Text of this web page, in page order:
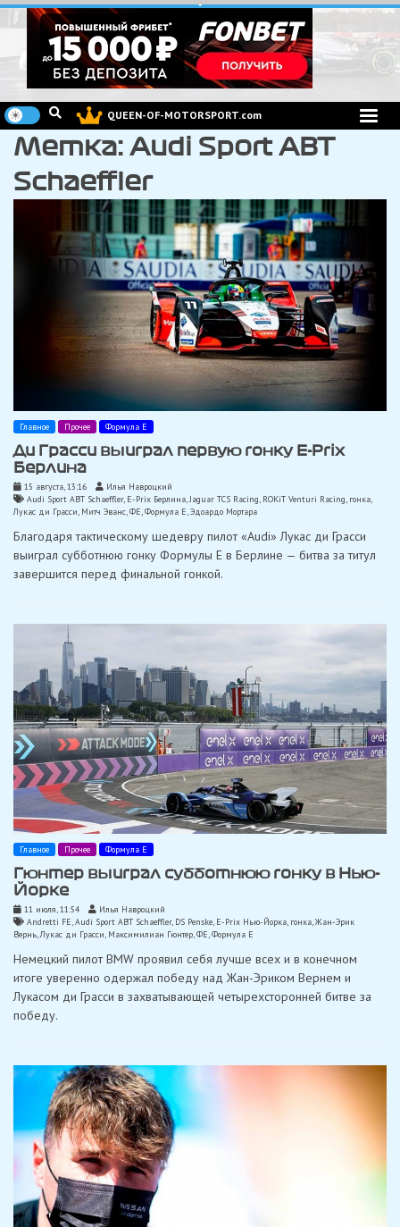
Перейти
к
содержимому
QUEEN-OF-MOTORSPORT.com
Метка: Audi Sport ABT
Schaeffler
Главное Прочее Формула Е
Ди Грасси выиграл первую гонку E-Prix
Берлина
15 августа, 13:16
Илья Навроцкий
Audi Sport ABT Schaeffler, E-Prix Берлина,Jaguar TCS Racing, ROKiT Venturi Racing, гонка
Лукас ди Грасси, Митч Эванс,ФЕ,Формула Е,Эдоардо Мортара
Благодаря тактическому шедевру пилот «Audi» Лукас ди Грасси
выиграл субботнюю гонку Формулы E в Берлине — битва за титул
завершится перед финальной гонкой.
Главное Прочее Формула Е
Гюнтер выиграл субботнюю гонку в Нью-
Йорке
11 июля, 11:54
Илья Навроцкий
Andretti FE,Audi Sport ABT Schaeffler, DS Penske, E-Prix Нью-Йорка, гонка,Жан-Эрик
Вернь,Лукас ди Грасси, Максимилиан Гюнтер,ФЕ,Формула Е
Немецкий пилот BMW проявил себя лучше всех и в конечном
итоге уверенно одержал победу над Жан-Эриком Вернем и
Лукасом ди Грасси в захватывающей четырехсторонней битве за
победу.